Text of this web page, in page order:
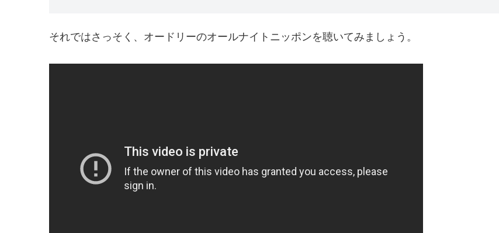
それではさっそく、オードリーのオールナイトニッポンを聴いてみましょう。